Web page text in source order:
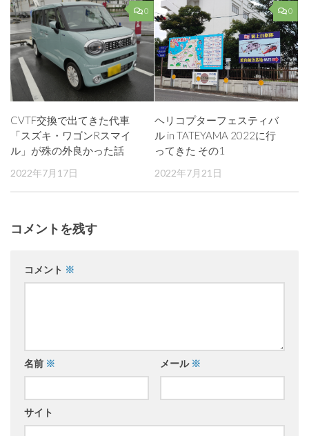
0
CVTF交換で出てきた代車
「スズキ・ワゴンRスマイ
ル」が殊の外良かった話
2022年7月17日
0
ヘリコプターフェスティバ
ル in TATEYAMA 2022に行
ってきた その1
2022年7月21日
コメントを残す
コメント ※
名前 ※ メール ※
サイト